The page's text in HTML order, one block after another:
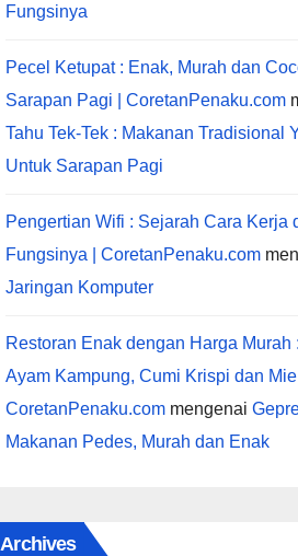
Fungsinya
Pecel Ketupat : Enak, Murah dan
Sarapan Pagi | CoretanPenaku.com
Tahu Tek-Tek : Makanan Tradisional
Untuk Sarapan Pagi
Pengertian Wifi : Sejarah Cara Kerja
Fungsinya | CoretanPenaku.com
Jaringan Komputer
Restoran Enak dengan Harga Murah
Ayam Kampung, Cumi Krispi dan Mie
CoretanPenaku.com mengenai
Makanan Pedes, Murah dan Enak
Archives